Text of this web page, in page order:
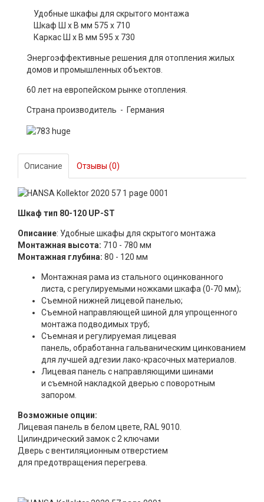
Удобные шкафы для скрытого монтажа
Шкаф Ш х В мм 575 x 710
Каркас Ш х В мм 595 x 730
Энергоэффективные решения для отопления жилых
домов и промышленных объектов.
60 лет на европейском рынке отопления.
Страна производитель - Германия
Описание Отзывы (0)
Шкаф тип 80-120 UP-ST
Описание: Удобные шкафы для скрытого монтажа
Монтажная высота: 710 - 780 мм
Монтажная глубина: 80 - 120 мм
Монтажная рама из стального оцинкованного
листа, с регулируемыми ножками шкафа (0-70 мм);
Съемной нижней лицевой панелью;
Съемной направляющей шиной для упрощенного
монтажа подводимых труб;
Съемная и регулируемая лицевая
панель, обработанна гальваническим цинкованием
для лучшей адгезии лако-красочных материалов.
Лицевая панель с направляющими шинами
и съемной накладкой дверью с поворотным
запором.
Возможные опции:
Лицевая панель в белом цвете, RAL 9010.
Цилиндрический замок с 2 ключами
Дверь с вентиляционным отверстием
для предотвращения перегрева.